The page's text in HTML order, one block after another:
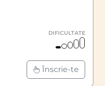
DIFICULTATE
Înscrie-te